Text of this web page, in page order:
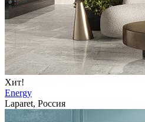
Хит!
Energy
Laparet, Россия